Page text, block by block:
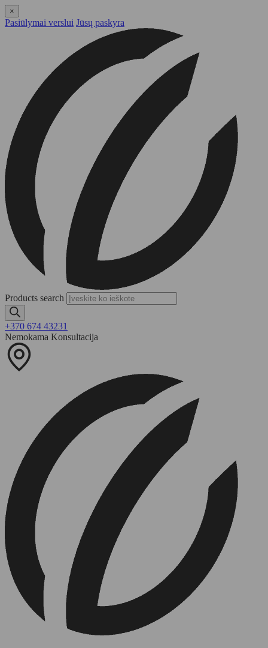
×
Pasiūlymai verslui Jūsų paskyra
Products search
+370 674 43231
Nemokama Konsultacija